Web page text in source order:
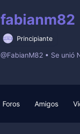
fabianm82
Principiante
@FabianM82 • Se unió
Foros Amigos